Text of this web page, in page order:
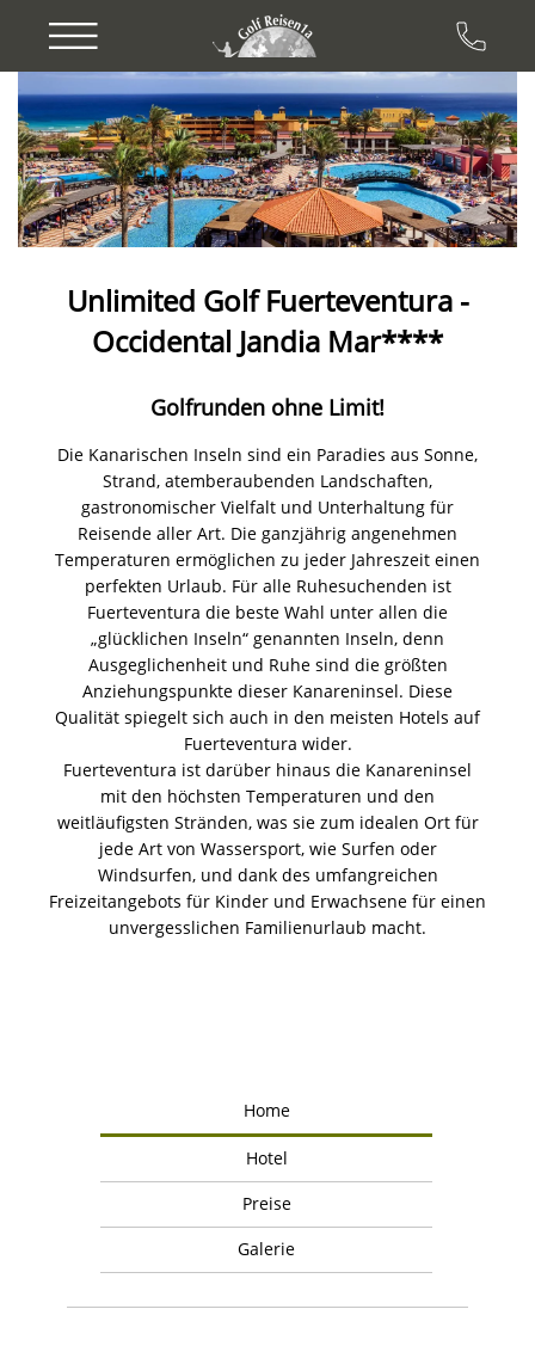
Previous Next
Unlimited Golf Fuerteventura -
Occidental Jandia Mar****
Golfrunden ohne Limit!
Die Kanarischen Inseln sind ein Paradies aus Sonne,
Strand, atemberaubenden Landschaften,
gastronomischer Vielfalt und Unterhaltung für
Reisende aller Art. Die ganzjährig angenehmen
Temperaturen ermöglichen zu jeder Jahreszeit einen
perfekten Urlaub. Für alle Ruhesuchenden ist
Fuerteventura die beste Wahl unter allen die
„glücklichen Inseln“ genannten Inseln, denn
Ausgeglichenheit und Ruhe sind die größten
Anziehungspunkte dieser Kanareninsel. Diese
Qualität spiegelt sich auch in den meisten Hotels auf
Fuerteventura wider.
Fuerteventura ist darüber hinaus die Kanareninsel
mit den höchsten Temperaturen und den
weitläufigsten Stränden, was sie zum idealen Ort für
jede Art von Wassersport, wie Surfen oder
Windsurfen, und dank des umfangreichen
Freizeitangebots für Kinder und Erwachsene für einen
unvergesslichen Familienurlaub macht.
Home
Hotel
Preise
Galerie